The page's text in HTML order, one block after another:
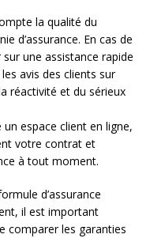
la qualité du
d’assurance. En cas de
une assistance rapide
avis des clients sur
réactivité et du sérieux
un espace client en ligne,
votre contrat et
à tout moment.
d’assurance
il est important
comparer les garanties